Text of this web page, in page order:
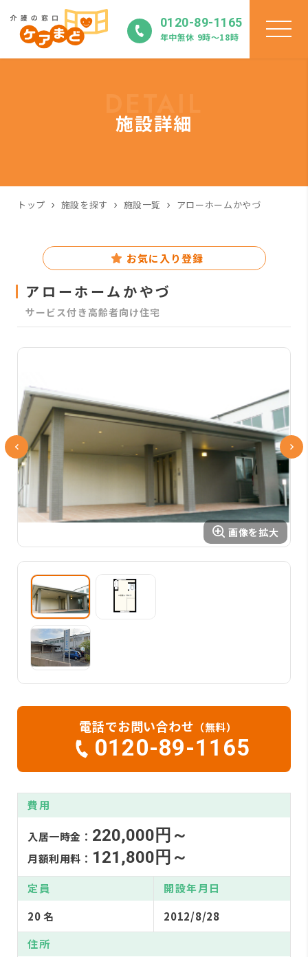
0120-89-1165
年中無休 9時〜18時
施設詳細
トップ 施設を探す 施設一覧 アローホームかやづ
お気に入り登録
アローホームかやづ
サービス付き高齢者向け住宅
電話でお問い合わせ （無料）
0120-89-1165
費用
入居一時金： 220,000円～
月額利用料： 121,800円～
定員
20 名
開設年月日
2012/8/28
住所